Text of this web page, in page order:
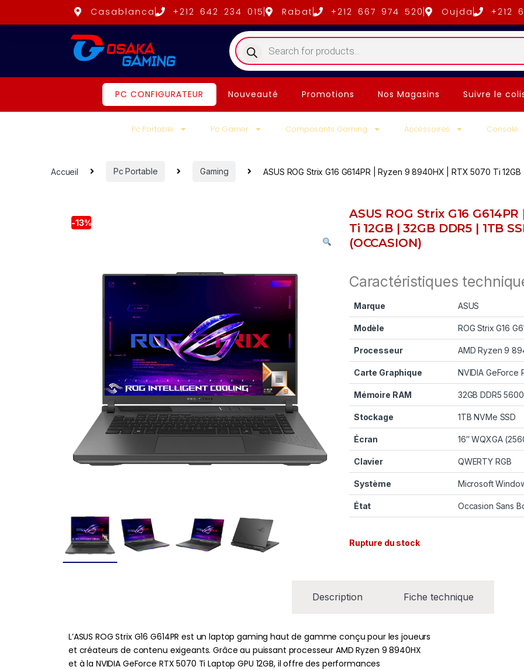
Casablanca +212 642 234 015 Rabat +212 667 974 520 Oujda +212
PC CONFIGURATEUR Nouveauté Promotions Nos Magasins Suivre le
Pc Portable Pc Gamer Composants Gaming Accessoires Console
Accueil Pc Portable Gaming ASUS ROG Strix G16 G614PR | Ryzen 9 8940HX | RTX 5070 Ti
-13%
ASUS ROG Strix G16
Ti 12GB | 32GB DDR5 | 1TB
(OCCASION)
Caractéristiques
Marque ASUS
Modèle ROG Strix G16
Processeur AMD Ryzen 9
Carte Graphique NVIDIA GeForce
Mémoire RAM 32GB DDR5
Stockage 1TB NVMe SSD
Écran 16″ WQXGA
Clavier QWERTY RGB
Système Microsoft
État Occasion Sans
Rupture du stock
Description Fiche technique
L’ASUS ROG Strix G16 G614PR est un laptop gaming haut de gamme conçu pour les joueurs
et créateurs de contenu exigeants. Grâce au puissant processeur AMD Ryzen 9 8940HX
et à la NVIDIA GeForce RTX 5070 Ti Laptop GPU 12GB, il offre des performances